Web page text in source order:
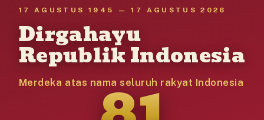
17 AGUSTUS 1945 — 17 AGUSTUS 2026
Dirgahayu
Republik Indonesia
Merdeka atas nama seluruh rakyat Indonesia